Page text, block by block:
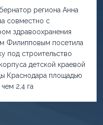
региона Анна
совместно с
здравоохранения
Филипповым посетила
под строительство
детской краевой
Краснодара площадью
2,4 га